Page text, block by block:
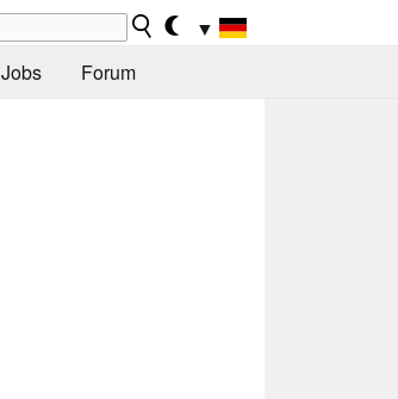
▼
Jobs Forum